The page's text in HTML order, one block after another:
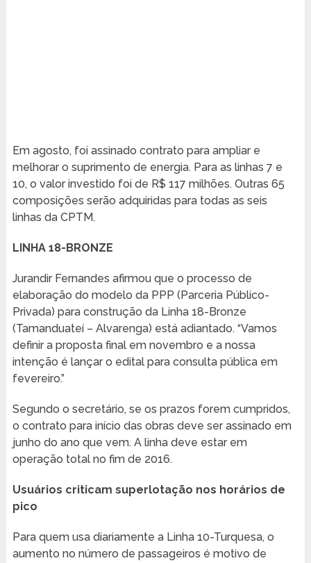
Em agosto, foi assinado contrato para ampliar e
melhorar o suprimento de energia. Para as linhas 7 e
10, o valor investido foi de R$ 117 milhões. Outras 65
composições serão adquiridas para todas as seis
linhas da CPTM.
LINHA 18-BRONZE
Jurandir Fernandes afirmou que o processo de
elaboração do modelo da PPP (Parceria Público-
Privada) para construção da Linha 18-Bronze
(Tamanduateí – Alvarenga) está adiantado. “Vamos
definir a proposta final em novembro e a nossa
intenção é lançar o edital para consulta pública em
fevereiro.”
Segundo o secretário, se os prazos forem cumpridos,
o contrato para início das obras deve ser assinado em
junho do ano que vem. A linha deve estar em
operação total no fim de 2016.
Usuários criticam superlotação nos horários de
pico
Para quem usa diariamente a Linha 10-Turquesa, o
aumento no número de passageiros é motivo de